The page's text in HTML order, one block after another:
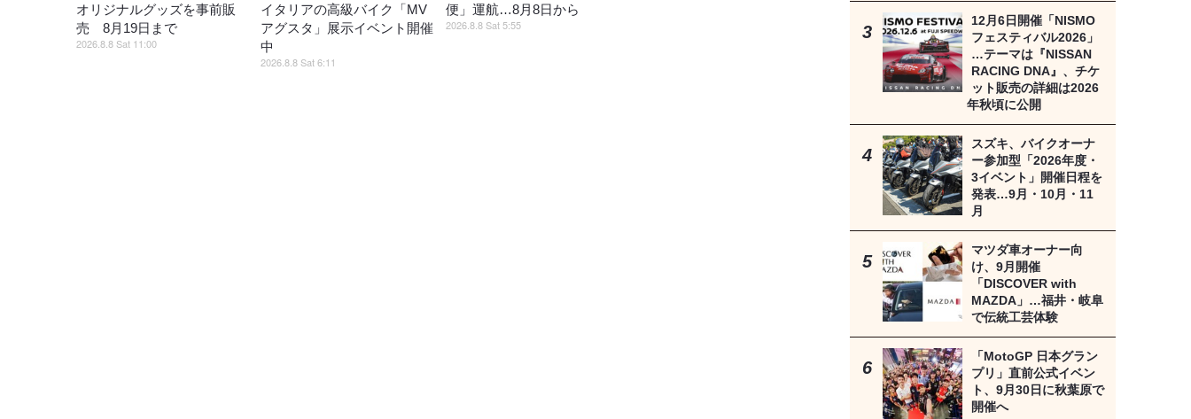
オリジナルグッズを事前販
売 8月19日まで
2026.8.8 Sat 11:00
イタリアの高級バイク「MV
アグスタ」展示イベント開催
中
2026.8.8 Sat 6:11
便」運航…8月8日から
2026.8.8 Sat 5:55
12月6日開催「NISMO
フェスティバル2026」
…テーマは『NISSAN
RACING DNA』、チケ
ット販売の詳細は2026
年秋頃に公開
スズキ、バイクオーナ
ー参加型「2026年度・
3イベント」開催日程を
発表…9月・10月・11
月
マツダ車オーナー向
け、9月開催
「DISCOVER with
MAZDA」…福井・岐阜
で伝統工芸体験
「MotoGP 日本グラン
プリ」直前公式イベン
ト、9月30日に秋葉原で
開催へ